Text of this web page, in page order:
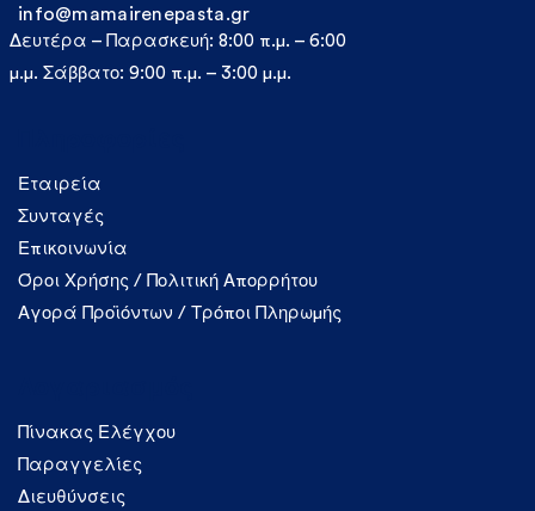
Εταιρεία
Συνταγές
Επικοινωνία
Όροι Χρήσης / Πολιτική Απορρήτου
Αγορά Προϊόντων / Τρόποι Πληρωμής
Πίνακας Ελέγχου
Παραγγελίες
Διευθύνσεις
info@mamairenepasta.gr
Δευτέρα – Παρασκευή: 8:00 π.μ. – 6:00
μ.μ. Σάββατο: 9:00 π.μ. – 3:00 μ.μ.